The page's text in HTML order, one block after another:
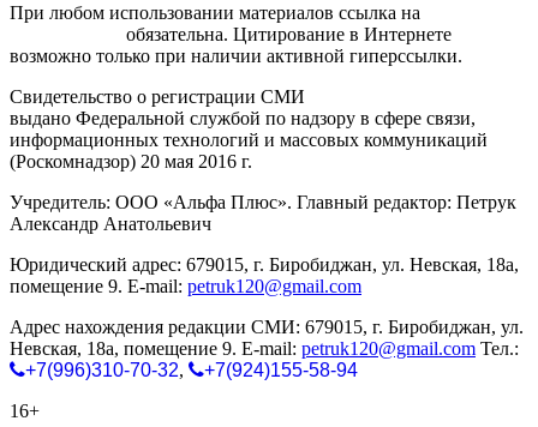
При любом использовании материалов ссылка на
обязательна. Цитирование в Интернете
возможно только при наличии активной гиперссылки.
Свидетельство о регистрации СМИ
выдано Федеральной службой по надзору в сфере связи,
информационных технологий и массовых коммуникаций
(Роскомнадзор) 20 мая 2016 г.
Учредитель: ООО «Альфа Плюс». Главный редактор: Петрук
Александр Анатольевич
Юридический адрес: 679015, г. Биробиджан, ул. Невская, 18а,
помещение 9. E-mail: petruk120@gmail.com
Адрес нахождения редакции СМИ: 679015, г. Биробиджан, ул.
Невская, 18а, помещение 9. E-mail: petruk120@gmail.com Тел.:
+7(996)310-70-32,
+7(924)155-58-94
16+